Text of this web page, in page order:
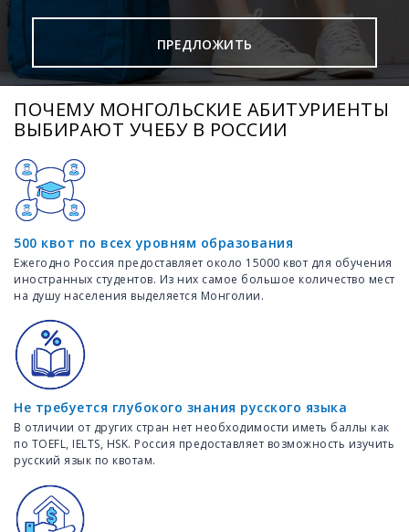
ПРЕДЛОЖИТЬ
ПОЧЕМУ МОНГОЛЬСКИЕ АБИТУРИЕНТЫ
ВЫБИРАЮТ УЧЕБУ В РОССИИ
500 квот по всех уровням образования
Ежегодно Россия предоставляет около 15000 квот для обучения
иностранных студентов. Из них самое большое количество мест
на душу населения выделяется Монголии.
Не требуется глубокого знания русского языка
В отличии от других стран нет необходимости иметь баллы как
по TOEFL, IELTS, HSK. Россия предоставляет возможность изучить
русский язык по квотам.